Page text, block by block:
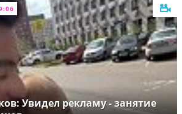
Увидел рекламу - занятие